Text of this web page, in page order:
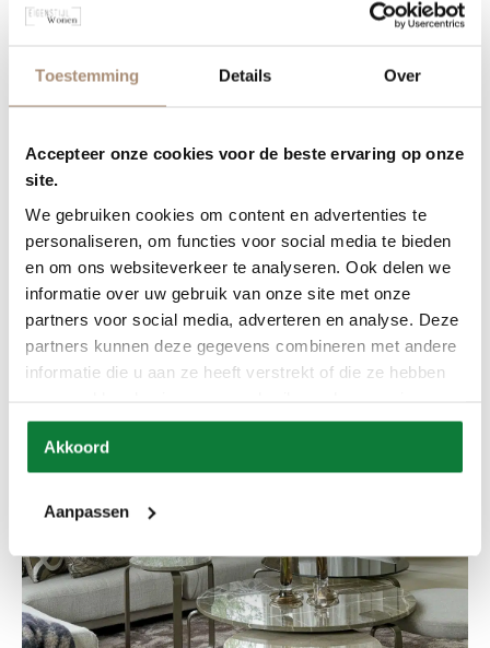
Toestemming Details Over
Accepteer onze cookies voor de beste ervaring op onze
site.
We gebruiken cookies om content en advertenties te
personaliseren, om functies voor social media te bieden
en om ons websiteverkeer te analyseren. Ook delen we
informatie over uw gebruik van onze site met onze
partners voor social media, adverteren en analyse. Deze
partners kunnen deze gegevens combineren met andere
informatie die u aan ze heeft verstrekt of die ze hebben
Akkoord
Aanpassen
Bank Mila Sheep